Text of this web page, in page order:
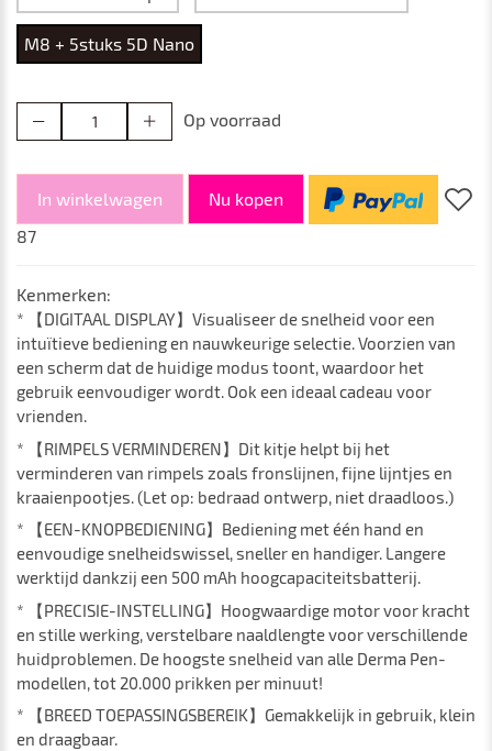
M8 + 5stuks 5D Nano
Op voorraad
In winkelwagen
Nu kopen
87
Kenmerken:
* 【DIGITAAL DISPLAY】Visualiseer de snelheid voor een
intuïtieve bediening en nauwkeurige selectie. Voorzien van
een scherm dat de huidige modus toont, waardoor het
gebruik eenvoudiger wordt. Ook een ideaal cadeau voor
vrienden.
* 【RIMPELS VERMINDEREN】Dit kitje helpt bij het
verminderen van rimpels zoals fronslijnen, fijne lijntjes en
kraaienpootjes. (Let op: bedraad ontwerp, niet draadloos.)
* 【EEN-KNOPBEDIENING】Bediening met één hand en
eenvoudige snelheidswissel, sneller en handiger. Langere
werktijd dankzij een 500 mAh hoogcapaciteitsbatterij.
* 【PRECISIE-INSTELLING】Hoogwaardige motor voor kracht
en stille werking, verstelbare naaldlengte voor verschillende
huidproblemen. De hoogste snelheid van alle Derma Pen-
modellen, tot 20.000 prikken per minuut!
* 【BREED TOEPASSINGSBEREIK】Gemakkelijk in gebruik, klein
en draagbaar.